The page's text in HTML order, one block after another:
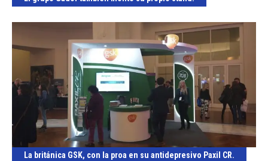
La británica GSK, con la proa en su antidepresivo Paxil CR.